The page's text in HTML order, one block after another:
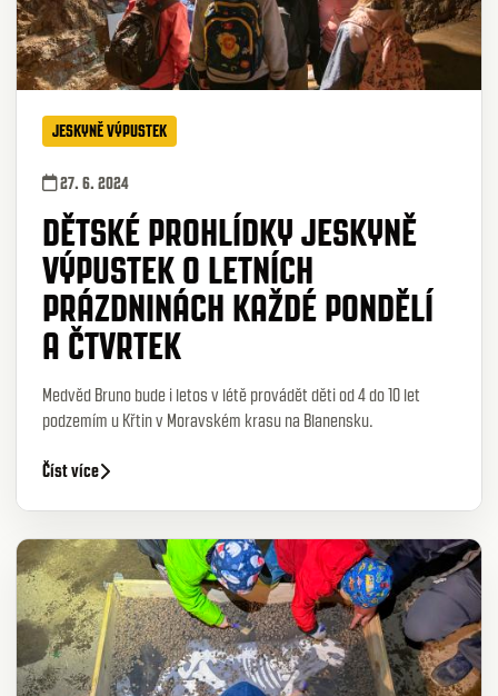
JESKYNĚ VÝPUSTEK
27. 6. 2024
DĚTSKÉ PROHLÍDKY JESKYNĚ
VÝPUSTEK O LETNÍCH
PRÁZDNINÁCH KAŽDÉ PONDĚLÍ
A ČTVRTEK
Medvěd Bruno bude i letos v létě provádět děti od 4 do 10 let
podzemím u Křtin v Moravském krasu na Blanensku.
Číst více